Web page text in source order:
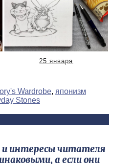
25 января
Wardrobe, японизм
Stones
интересы читателя
а если они